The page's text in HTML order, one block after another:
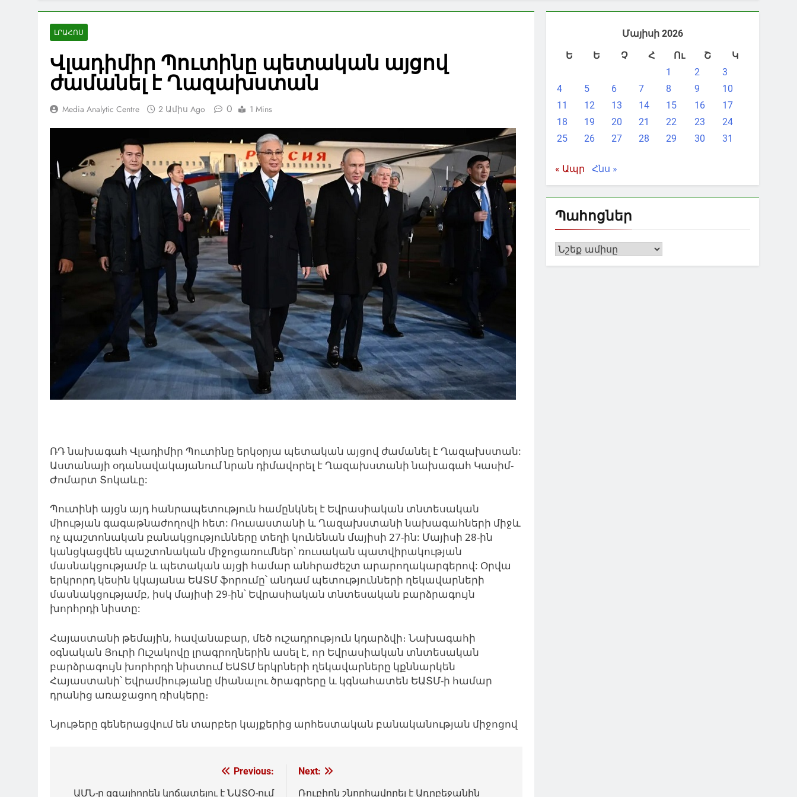
ԼՐԱՀՈՍ
Վլադիմիր Պուտինը պետական այցով
ժամանել է Ղազախստան
Media Analytic Centre 2 Ամիս Ago 0 1 Mins
ՌԴ նախագահ Վլադիմիր Պուտինը երկօրյա պետական այցով ժամանել է Ղազախստան
Աստանայի օդանավակայանումնրան դիմավորել է Ղազախստանի նախագահ Կասիմ-
Ժոմարտ Տոկաևը:
Պուտինի այցն այդ հանրապետություն համընկնել է Եվրասիական տնտեսական
միության գագաթնաժողովի հետ: Ռուսաստանի և Ղազախստանի նախագահների միջև
ոչ պաշտոնական բանակցությունները տեղի կունենան մայիսի 27-ին: Մայիսի 28-ին
կանցկացվեն պաշտոնական միջոցառումներ՝ ռուսական պատվիրակության
մասնակցությամբ և պետական ​​այցի համար անհրաժեշտ արարողակարգերով: Օրվա
երկրորդ կեսին կկայանա ԵԱՏՄ ֆորումը՝ անդամ պետությունների ղեկավարների
մասնակցությամբ, իսկ մայիսի 29-ին՝ Եվրասիական տնտեսական բարձրագույն
խորհրդի նիստը:
Հայաստանի թեմային, հավանաբար, մեծ ուշադրություն կդարձվի։ Նախագահի
օգնական Յուրի Ուշակովը լրագրողներին ասել է, որ Եվրասիական տնտեսական
բարձրագույն խորհրդի նիստում ԵԱՏՄ երկրների ղեկավարները կքննարկեն
Հայաստանի՝ Եվրամիությանը միանալու ծրագրերը և կգնահատեն ԵԱՏՄ-ի համար
դրանից առաջացող ռիսկերը։
Նյութերը գեներացվում են տարբեր կայքերից արհեստական բանականության միջոցով
Previous:
ԱՄՆ-ը զգալիորեն կրճատելու է ՆԱՏՕ-ում
Next:
Ռուբիոն շնորհավորել է Ադրբեջանին
Մայիսի 2026
Ե
Ե Չ Հ Ու Շ
Կ
1
2
3
4
5 6 7 8 9
10
11
12 13 14 15 16
17
18
19 20 21 22 23
24
25
26 27 28 29 30 31
« Ապր Հնս »
Պահոցներ
Պահոցներ